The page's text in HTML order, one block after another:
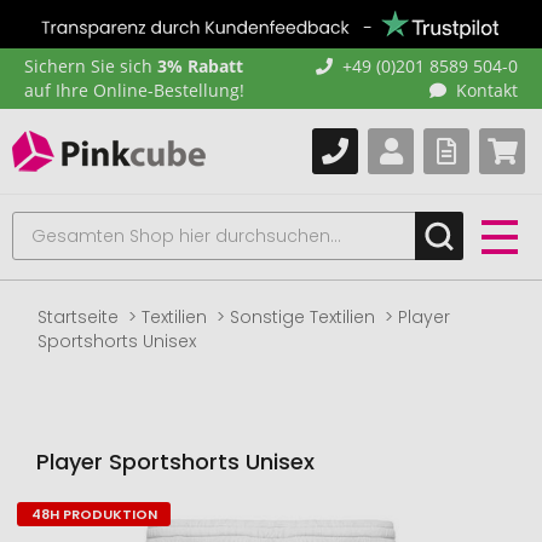
Sichern Sie sich 3% Rabatt
auf Ihre Online-Bestellung!
+49 (0)201 8589 504-0
Kontakt
Startseite Textilien Sonstige Textilien
Player
Sportshorts Unisex
Player Sportshorts Unisex
Zum
48H PRODUKTION